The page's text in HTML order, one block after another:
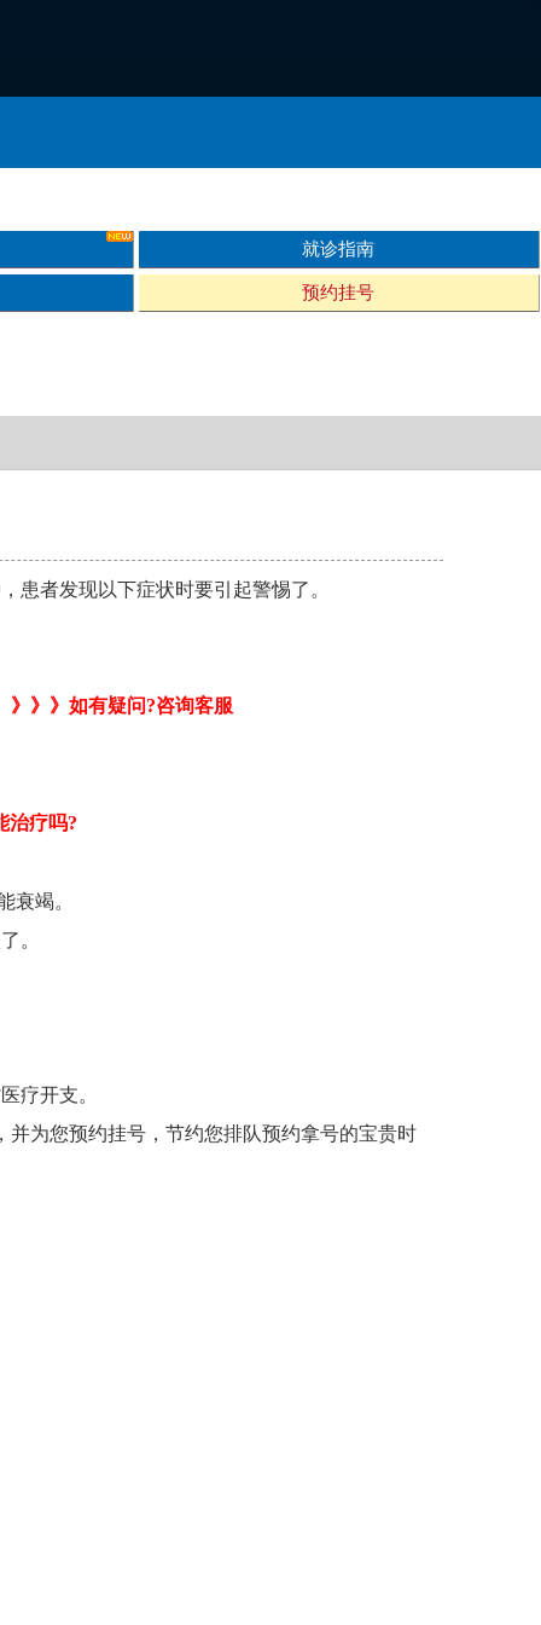
就诊指南
预约挂号
患者发现以下症状时要引起警惕了。
》》》如有疑问?咨询客服
治疗吗?
衰竭。
。
疗开支。
为您预约挂号，节约您排队预约拿号的宝贵时